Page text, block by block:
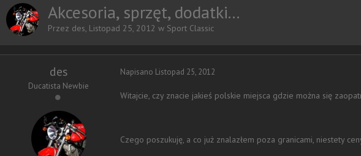
Akcesoria, sprzęt, dodatki...
Przez des, Listopad 25, 2012 w Sport Classic
des
Ducatista Newbie
Napisano Listopad 25, 2012
Witajcie, czy znacie jakieś polskie miejsca gdzie można się
Czego poszukuję, a co już znalazłem poza granicami, niestety